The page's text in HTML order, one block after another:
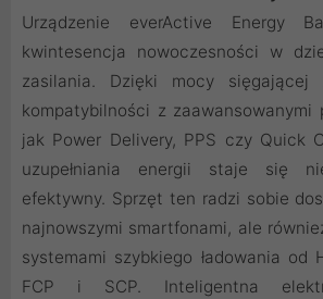
Urządzenie everActive Energy
kwintesencja nowoczesności w
zasilania. Dzięki mocy sięgającej
kompatybilności z zaawansowanymi
jak Power Delivery, PPS czy Quick
uzupełniania energii staje się
efektywny. Sprzęt ten radzi sobie
najnowszymi smartfonami, ale
systemami szybkiego ładowania od
FCP i SCP. Inteligentna